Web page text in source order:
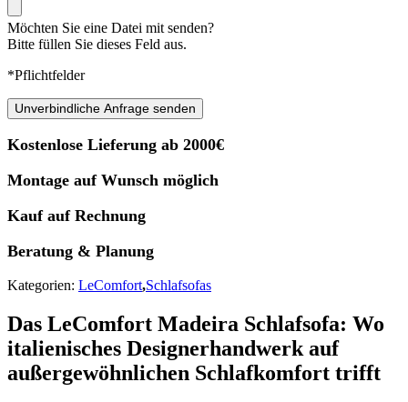
Möchten Sie eine Datei mit senden?
Bitte füllen Sie dieses Feld aus.
*Pflichtfelder
Unverbindliche Anfrage senden
Kostenlose Lieferung ab 2000€
Montage auf Wunsch möglich
Kauf auf Rechnung
Beratung & Planung
Kategorien: LeComfort,Schlafsofas
Das LeComfort Madeira Schlafsofa: Wo
italienisches Designerhandwerk auf
außergewöhnlichen Schlafkomfort trifft